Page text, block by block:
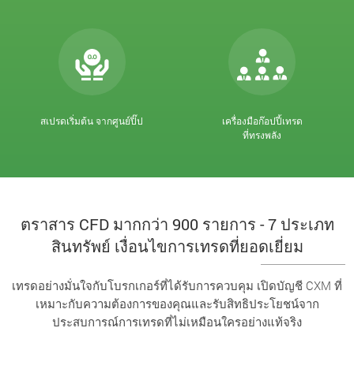
สเปรดเริ่มต้น จากศูนย์ปิ๊ป
เครื่องมือก๊อปปี้เทรด
ที่ทรงพลัง
ตราสาร CFD มากกว่า 900 รายการ - 7 ประเภท
สินทรัพย์ เงื่อนไขการเทรดที่ยอดเยี่ยม
เทรดอย่างมั่นใจกับโบรกเกอร์ที่ได้รับการควบคุม เปิดบัญชี CXM ที่
เหมาะกับความต้องการของคุณและรับสิทธิประโยชน์จาก
ประสบการณ์การเทรดที่ไม่เหมือนใครอย่างแท้จริง